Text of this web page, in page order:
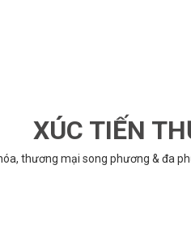
XÚC TIẾN
thương mại song phương & đa